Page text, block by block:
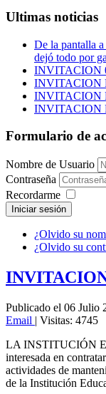
Ultimas noticias
De la pantalla
dejó todo por
INVITACION
INVITACION
INVITACION
INVITACION
Formulario de
Nombre de Usuario
Contraseña
Recordarme
Iniciar sesión
¿Olvido su
¿Olvido su
Publicado el 06 Julio
Email | Visitas: 4745
LA INSTITUCIÓN
interesada en
actividades de
de la Institución